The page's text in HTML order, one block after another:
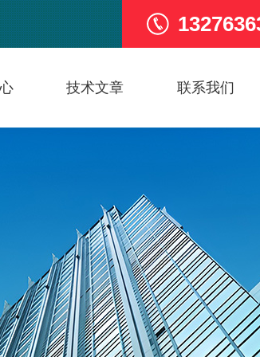
技术文章 联系我们